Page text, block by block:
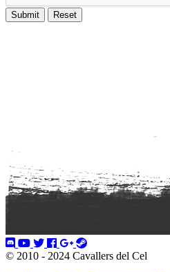
Submit Reset
© 2010 - 2024 Cavallers del Cel